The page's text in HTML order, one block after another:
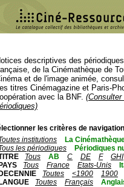
descriptives des
de la Cinémathèque de
et de l'image animée,
titres Cinémagazine et Paris-
avec la BNF.
les critères de
institutions
La
les périodiques
Périodiques
Tous AB C DE F
GHI
PAYS
Tous France Etats-Unis
DECENNIE
Toutes <1900
1900
LANGUE
Toutes Français